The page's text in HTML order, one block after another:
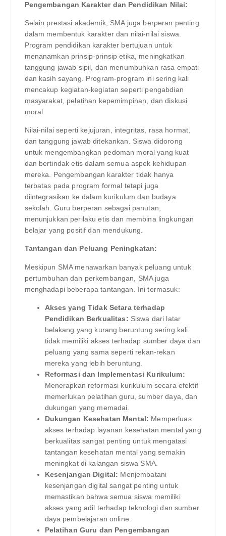
Pengembangan Karakter dan Pendidikan Nilai:
Selain prestasi akademik, SMA juga berperan penting
dalam membentuk karakter dan nilai-nilai siswa.
Program pendidikan karakter bertujuan untuk
menanamkan prinsip-prinsip etika, meningkatkan
tanggung jawab sipil, dan menumbuhkan rasa empati
dan kasih sayang. Program-program ini sering kali
mencakup kegiatan-kegiatan seperti pengabdian
masyarakat, pelatihan kepemimpinan, dan diskusi
moral.
Nilai-nilai seperti kejujuran, integritas, rasa hormat,
dan tanggung jawab ditekankan. Siswa didorong
untuk mengembangkan pedoman moral yang kuat
dan bertindak etis dalam semua aspek kehidupan
mereka. Pengembangan karakter tidak hanya
terbatas pada program formal tetapi juga
diintegrasikan ke dalam kurikulum dan budaya
sekolah. Guru berperan sebagai panutan,
menunjukkan perilaku etis dan membina lingkungan
belajar yang positif dan mendukung.
Tantangan dan Peluang Peningkatan:
Meskipun SMA menawarkan banyak peluang untuk
pertumbuhan dan perkembangan, SMA juga
menghadapi beberapa tantangan. Ini termasuk:
Akses yang Tidak Setara terhadap
Pendidikan Berkualitas: Siswa dari latar
belakang yang kurang beruntung sering kali
tidak memiliki akses terhadap sumber daya dan
peluang yang sama seperti rekan-rekan
mereka yang lebih beruntung.
Reformasi dan Implementasi Kurikulum:
Menerapkan reformasi kurikulum secara efektif
memerlukan pelatihan guru, sumber daya, dan
dukungan yang memadai.
Dukungan Kesehatan Mental: Memperluas
akses terhadap layanan kesehatan mental yang
berkualitas sangat penting untuk mengatasi
tantangan kesehatan mental yang semakin
meningkat di kalangan siswa SMA.
Kesenjangan Digital: Menjembatani
kesenjangan digital sangat penting untuk
memastikan bahwa semua siswa memiliki
akses yang adil terhadap teknologi dan sumber
daya pembelajaran online.
Pelatihan Guru dan Pengembangan